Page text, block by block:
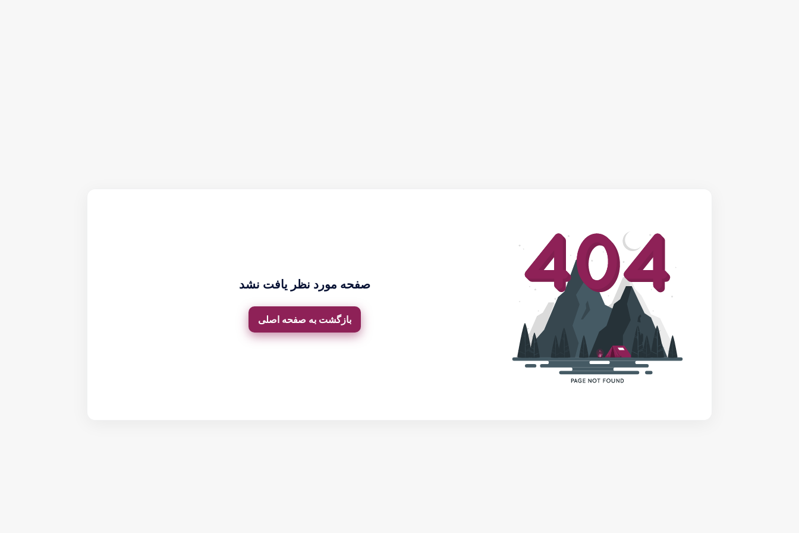
صفحه مورد نظر یافت نشد
بازگشت به صفحه اصلی